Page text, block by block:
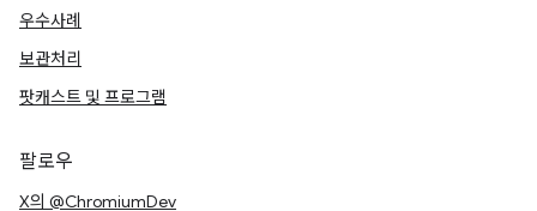
우수사례
보관처리
팟캐스트 및 프로그램
팔로우
X의 @ChromiumDev